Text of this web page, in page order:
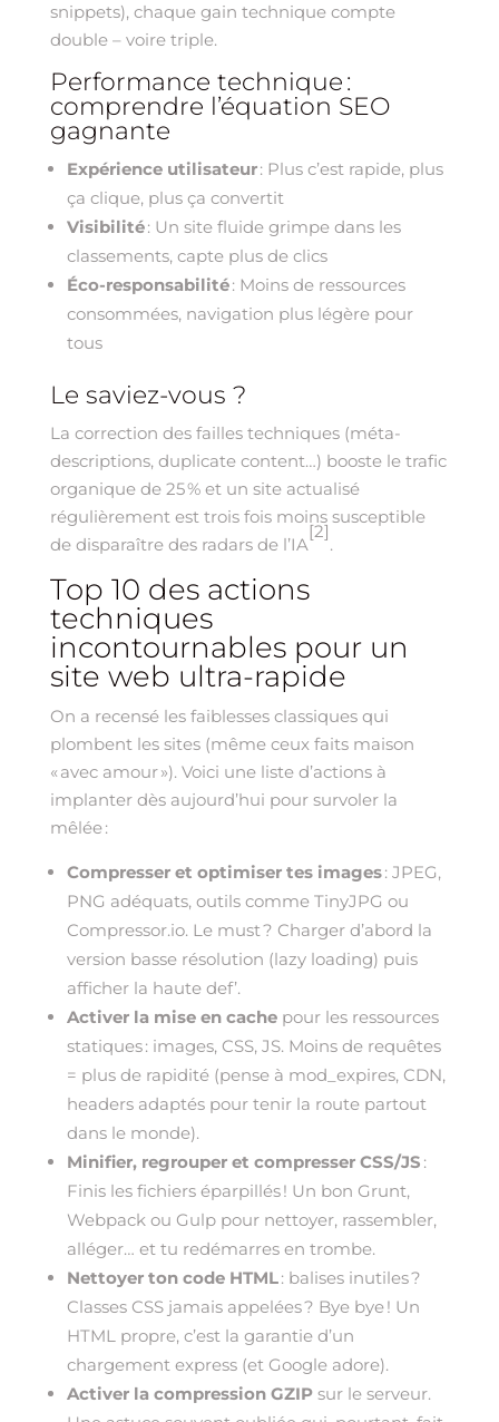
snippets), chaque gain technique compte
double – voire triple.
Performance technique :
comprendre l’équation SEO
gagnante
Expérience utilisateur: Plus c’est rapide, plus
ça clique, plus ça convertit
Visibilité: Un site fluide grimpe dans les
classements, capte plus de clics
Éco-responsabilité: Moins de ressources
consommées, navigation plus légère pour
tous
Le saviez-vous ?
La correction des failles techniques (méta-
descriptions, duplicate content…) booste le trafic
organique de 25 % et un site actualisé
régulièrement est trois fois moins susceptible
de disparaître des radars de l’IA
[2]
.
Top 10 des actions
techniques
incontournables pour un
site web ultra-rapide
On a recensé les faiblesses classiques qui
plombent les sites (même ceux faits maison
« avec amour »). Voici une liste d’actions à
implanter dès aujourd’hui pour survoler la
mêlée :
Compresser et optimiser tes images: JPEG,
PNG adéquats, outils comme TinyJPG ou
Compressor.io. Le must ? Charger d’abord la
version basse résolution (lazy loading) puis
afficher la haute def’.
Activer la mise en cachepour les ressources
statiques : images, CSS, JS. Moins de requêtes
= plus de rapidité (pense à mod_expires, CDN,
headers adaptés pour tenir la route partout
dans le monde).
Minifier, regrouper et compresser CSS/JS :
Finis les fichiers éparpillés ! Un bon Grunt,
Webpack ou Gulp pour nettoyer, rassembler,
alléger… et tu redémarres en trombe.
Nettoyer ton code HTML: balises inutiles ?
Classes CSS jamais appelées ? Bye bye ! Un
HTML propre, c’est la garantie d’un
chargement express (et Google adore).
Activer la compression GZIPsur le serveur.